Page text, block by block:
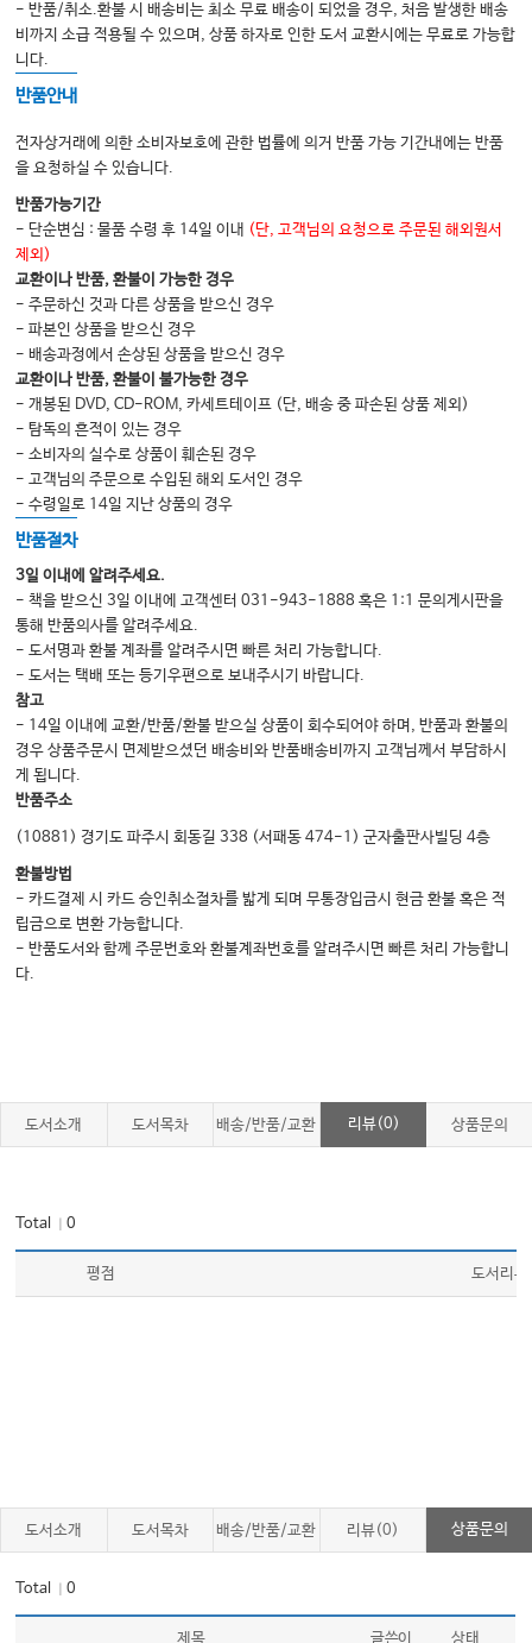
30 도수치료의 역사
31 경추의 도수치료
32 늑골과 흉추의 도수치료
부록 보험지침
[참고자료] 신경차단술 관련 고시 및 안내사항
[참고자료] 2024년 제13차 중심조 회의 결과
INDEX
- 반품/취소.환불 시 배송비는 최소 무료 배송이 되었을 경우, 처음 발생한 배송
비까지 소급 적용될 수 있으며, 상품 하자로 인한 도서 교환시에는 무료로 가능합
니다.
반품안내
전자상거래에 의한 소비자보호에 관한 법률에 의거 반품 가능 기간내에는 반품
을 요청하실 수 있습니다.
반품가능기간
- 단순변심 : 물품 수령 후 14일 이내 (단, 고객님의 요청으로 주문된 해외원서
제외)
교환이나 반품, 환불이 가능한 경우
- 주문하신 것과 다른 상품을 받으신 경우
- 파본인 상품을 받으신 경우
- 배송과정에서 손상된 상품을 받으신 경우
교환이나 반품, 환불이 불가능한 경우
- 개봉된 DVD, CD-ROM, 카세트테이프 (단, 배송 중 파손된 상품 제외)
- 탐독의 흔적이 있는 경우
- 소비자의 실수로 상품이 훼손된 경우
- 고객님의 주문으로 수입된 해외 도서인 경우
- 수령일로 14일 지난 상품의 경우
반품절차
3일 이내에 알려주세요.
- 책을 받으신 3일 이내에 고객센터 031-943-1888 혹은 1:1 문의게시판을
통해 반품의사를 알려주세요.
- 도서명과 환불 계좌를 알려주시면 빠른 처리 가능합니다.
- 도서는 택배 또는 등기우편으로 보내주시기 바랍니다.
참고
- 14일 이내에 교환/반품/환불 받으실 상품이 회수되어야 하며, 반품과 환불의
경우 상품주문시 면제받으셨던 배송비와 반품배송비까지 고객님께서 부담하시
게 됩니다.
반품주소
(10881) 경기도 파주시 회동길 338 (서패동 474-1) 군자출판사빌딩 4층
환불방법
- 카드결제 시 카드 승인취소절차를 밟게 되며 무통장입금시 현금 환불 혹은 적
립금으로 변환 가능합니다.
- 반품도서와 함께 주문번호와 환불계좌번호를 알려주시면 빠른 처리 가능합니
다.
도서소개 도서목차 배송/반품/교환 리뷰(0) 상품문의
Total ｜0
평점 도서리뷰
도서소개 도서목차 배송/반품/교환 리뷰(0) 상품문의
Total ｜0
제목 글쓴이 상태